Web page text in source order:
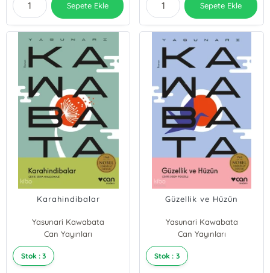
Sepete Ekle Sepete Ekle
Karahindibalar
Yasunari Kawabata
Can Yayınları
Stok : 3
Güzellik ve Hüzün
Yasunari Kawabata
Can Yayınları
Stok : 3